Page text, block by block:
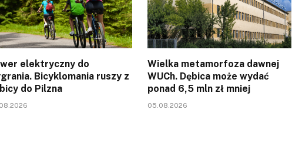
elektryczny do
Bicyklomania ruszy z
do Pilzna
Wielka metamorfoza dawnej
WUCh. Dębica może wydać
ponad 6,5 mln zł mniej
05.08.2026